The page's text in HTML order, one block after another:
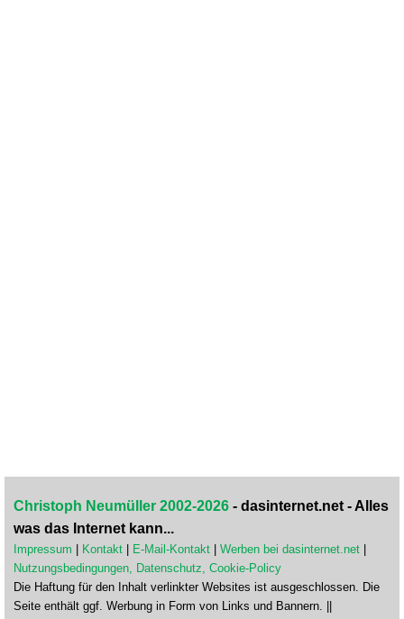
Christoph Neumüller 2002-2026 - dasinternet.net - Alles
was das Internet kann...
Impressum | Kontakt | E-Mail-Kontakt | Werben bei dasinternet.net |
Nutzungsbedingungen, Datenschutz, Cookie-Policy
Die Haftung für den Inhalt verlinkter Websites ist ausgeschlossen. Die
Seite enthält ggf. Werbung in Form von Links und Bannern. ||